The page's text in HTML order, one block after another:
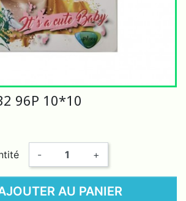
96P 10*10
- +
AU PANIER